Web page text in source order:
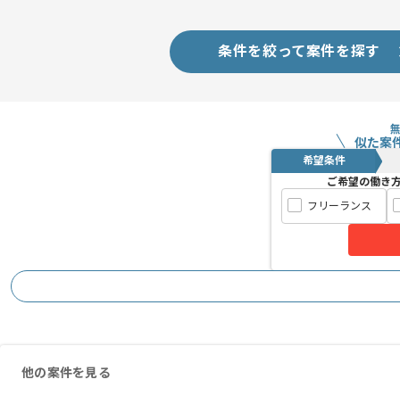
条件を絞って案件を探す
似た案
希望条件
ご希望の働き
フリーランス
他の案件を見る